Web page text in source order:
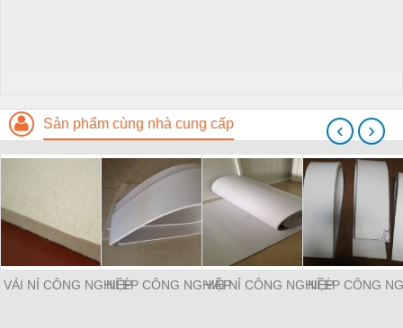
Sản phẩm cùng nhà cung cấp
VẢI NỈ CÔNG NGHIỆPNỈ ÉP CÔNG NGHIỆPVẢI NỈ CÔNG NGHIỆPNỈ ÉP CÔNG
‹ ›